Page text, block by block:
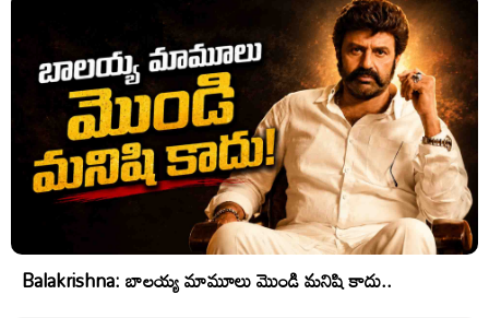
Balakrishna: బాలయ్య మామూలు మొండి మనిషి కాదు..